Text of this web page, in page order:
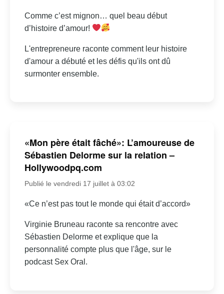
Comme c’est mignon… quel beau début
d’histoire d’amour!
L'entrepreneure raconte comment leur histoire
d'amour a débuté et les défis qu'ils ont dû
surmonter ensemble.
«Mon père était fâché»: L’amoureuse de
Sébastien Delorme sur la relation –
Hollywoodpq.com
Publié le vendredi 17 juillet à 03:02
«Ce n’est pas tout le monde qui était d’accord»
Virginie Bruneau raconte sa rencontre avec
Sébastien Delorme et explique que la
personnalité compte plus que l'âge, sur le
podcast Sex Oral.